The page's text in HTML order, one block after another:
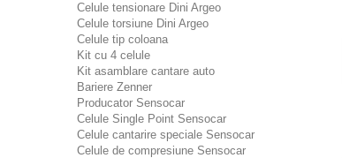
Celule tensionare Dini Argeo
Celule torsiune Dini Argeo
Celule tip coloana
Kit cu 4 celule
Kit asamblare cantare auto
Bariere Zenner
Producator Sensocar
Celule Single Point Sensocar
Celule cantarire speciale Sensocar
Celule de compresiune Sensocar